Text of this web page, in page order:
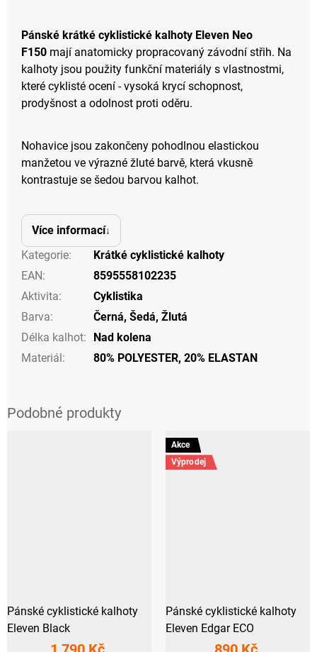
Pánské krátké cyklistické kalhoty Eleven Neo
F150 mají anatomicky propracovaný závodní střih. Na
kalhoty jsou použity funkční materiály s vlastnostmi,
které cyklisté ocení - vysoká krycí schopnost,
prodyšnost a odolnost proti oděru.
Nohavice jsou zakončeny pohodlnou elastickou
manžetou ve výrazné žluté barvě, která vkusně
kontrastuje se šedou barvou kalhot.
Více informací
Kategorie:
Krátké cyklistické kalhoty
EAN:
8595558102235
Aktivita:
Cyklistika
Barva: Černá, Šedá, Žlutá
Délka kalhot:
Nad kolena
Materiál: 80% POLYESTER, 20% ELASTAN
Pánské cyklistické kalhoty
Eleven Black
Akce
Výprodej
Pánské cyklistické kalhoty
Eleven Edgar ECO